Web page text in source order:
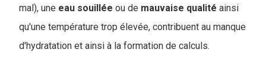
mal), une eau souillée ou de mauvaise qualité ainsi
qu'une température trop élevée, contribuent au manque
d'hydratation et ainsi à la formation de calculs.